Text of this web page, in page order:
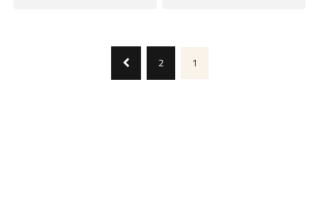
1
2